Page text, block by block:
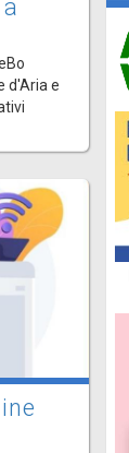
d'Aria e